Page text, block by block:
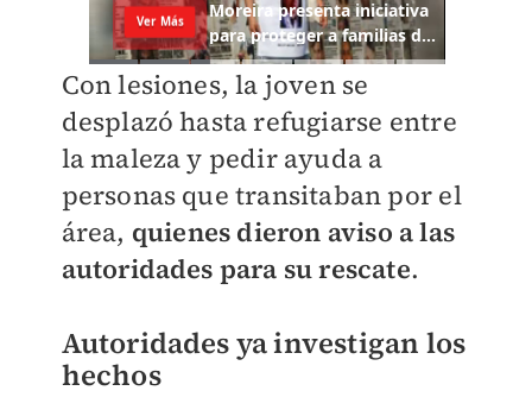
Con lesiones, la joven se
desplazó hasta refugiarse entre
la maleza y pedir ayuda a
personas que transitaban por el
área, quienes dieron aviso a las
autoridades para su rescate.
Autoridades ya investigan los
hechos